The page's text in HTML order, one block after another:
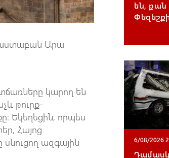
Արա
կարող են
թուրք-
Եկեղեցին, որպես
Հայոց
ազգային
են, քան
6/08/2026